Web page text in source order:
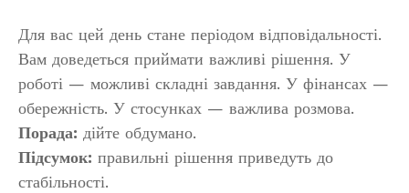
Для вас цей день стане періодом відповідальності.
Вам доведеться приймати важливі рішення. У
роботі — можливі складні завдання. У фінансах —
обережність. У стосунках — важлива розмова.
Порада: дійте обдумано.
Підсумок: правильні рішення приведуть до
стабільності.